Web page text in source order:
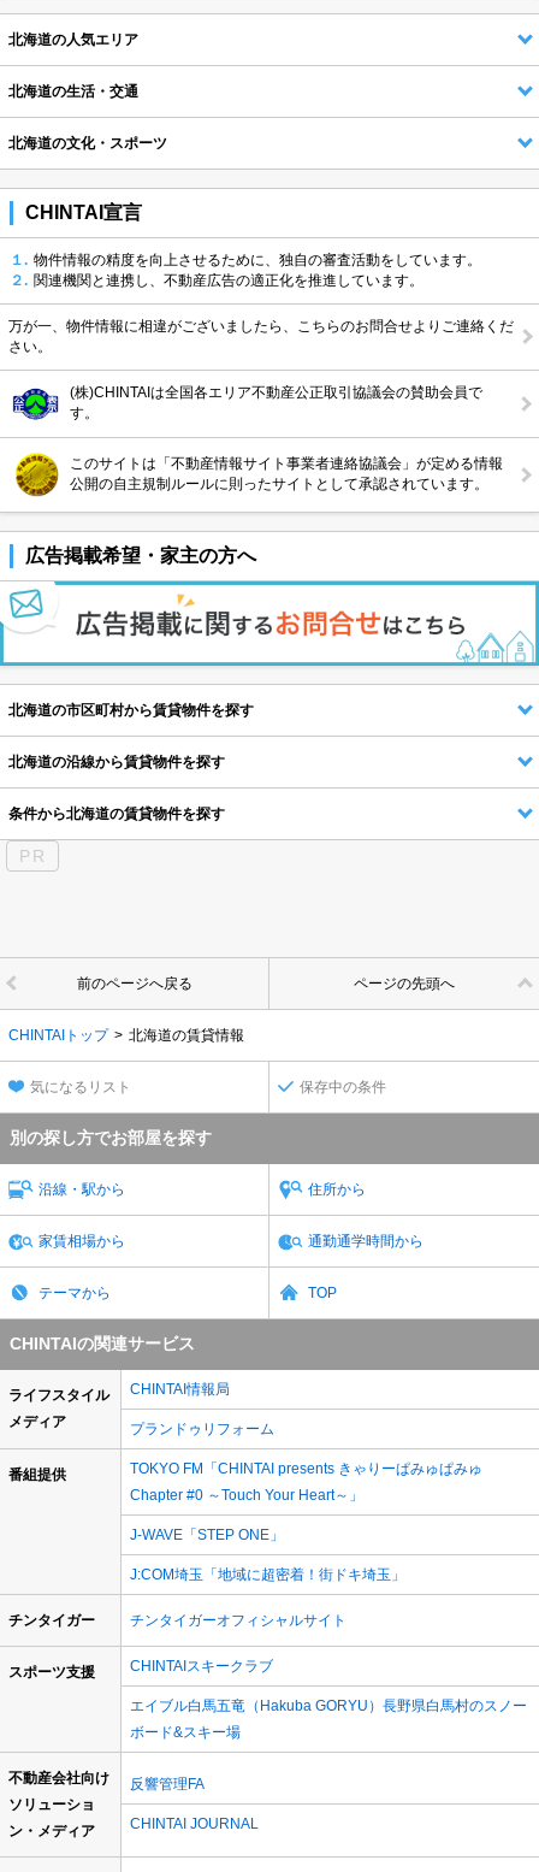
北海道の人気エリア
北海道の生活・交通
北海道の文化・スポーツ
CHINTAI宣言
１. 物件情報の精度を向上させるために、独自の審査活動をしています。
２. 関連機関と連携し、不動産広告の適正化を推進しています。
万が一、物件情報に相違がございましたら、こちらのお問合せよりご連絡くだ
さい。
(株)CHINTAIは全国各エリア不動産公正取引協議会の賛助会員で
す。
このサイトは「不動産情報サイト事業者連絡協議会」が定める情報
公開の自主規制ルールに則ったサイトとして承認されています。
広告掲載希望・家主の方へ
北海道の市区町村から賃貸物件を探す
北海道の沿線から賃貸物件を探す
条件から北海道の賃貸物件を探す
PR
前のページへ戻る ページの先頭へ
CHINTAIトップ 北海道の賃貸情報
気になるリスト 保存中の条件
別の探し方でお部屋を探す
沿線・駅から 住所から
家賃相場から 通勤通学時間から
テーマから TOP
CHINTAIの関連サービス
ライフスタイル
メディア
CHINTAI情報局
プランドゥリフォーム
番組提供
TOKYO FM「CHINTAI presents きゃりーぱみゅぱみゅ
Chapter #0 ～Touch Your Heart～」
J-WAVE「STEP ONE」
J:COM埼玉「地域に超密着！街ドキ埼玉」
チンタイガー チンタイガーオフィシャルサイト
スポーツ支援 CHINTAIスキークラブ
エイブル白馬五竜（Hakuba GORYU）長野県白馬村のスノー
ボード&スキー場
不動産会社向け
ソリューショ
ン・メディア
反響管理FA
CHINTAI JOURNAL